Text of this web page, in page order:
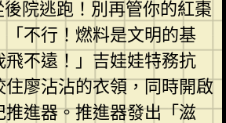
院逃跑！別再管你的紅棗
不行！燃料是文明的基
不遠！」吉娃娃特務抗
廖沾沾的衣領，同時開啟
進器。推進器發出「滋